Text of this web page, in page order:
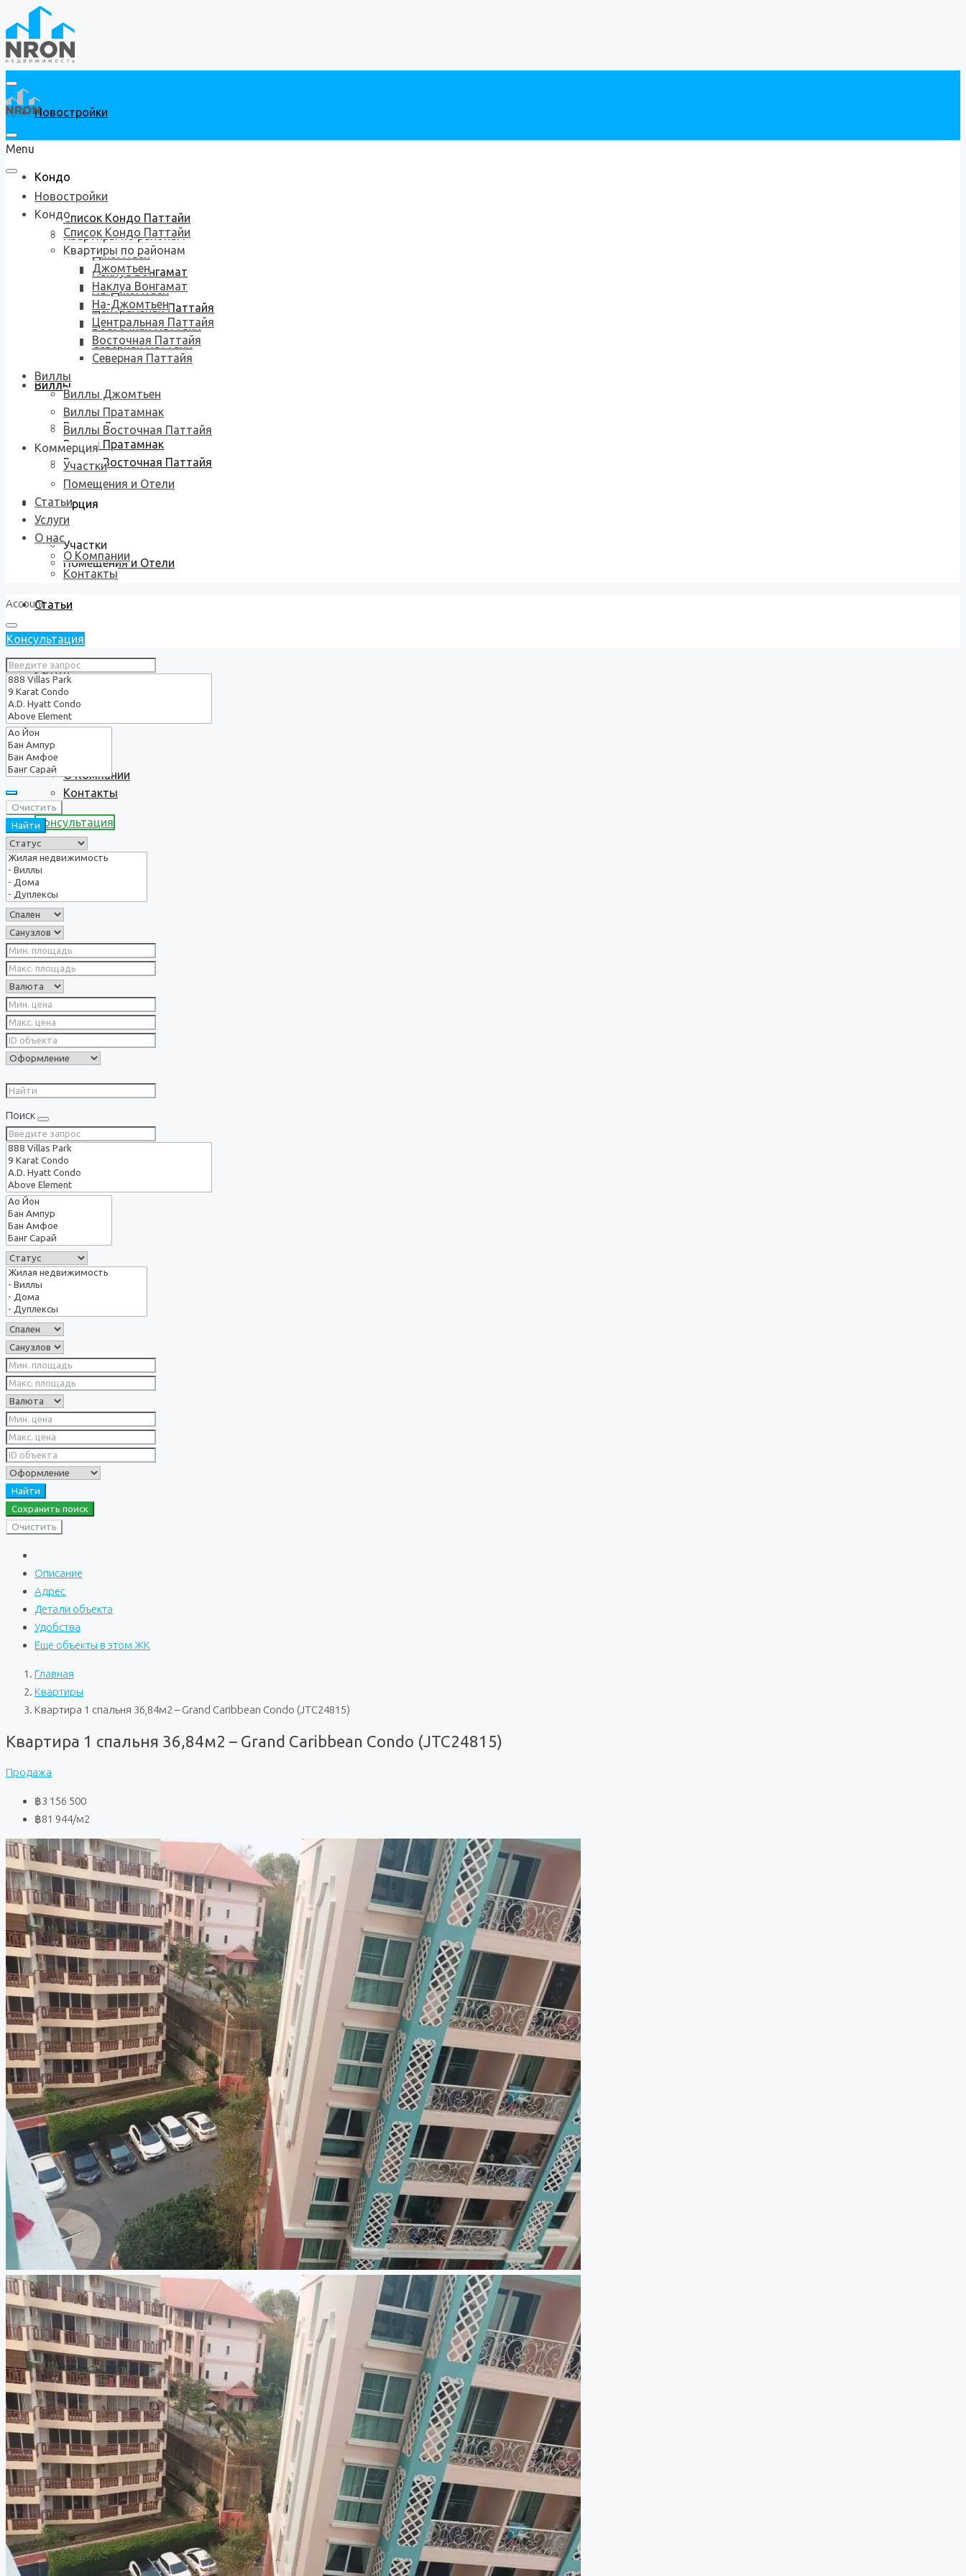
Новостройки
Кондо
Список Кондо Паттайи
Квартиры по районам
Джомтьен
Наклуа Вонгамат
На-Джомтьен
Центральная Паттайя
Восточная Паттайя
Северная Паттайя
Виллы
Виллы Джомтьен
Виллы Пратамнак
Виллы Восточная Паттайя
Коммерция
Участки
Помещения и Отели
Статьи
Услуги
О нас
О Компании
Контакты
Консультация
Menu
Новостройки
Кондо
Список Кондо Паттайи
Квартиры по районам
Джомтьен
Наклуа Вонгамат
На-Джомтьен
Центральная Паттайя
Восточная Паттайя
Северная Паттайя
Виллы
Виллы Джомтьен
Виллы Пратамнак
Виллы Восточная Паттайя
Коммерция
Участки
Помещения и Отели
Статьи
Услуги
О нас
О Компании
Контакты
Account
Консультация
Очистить
Найти
Поиск
Найти
Сохранить поиск
Очистить
Описание
Адрес
Детали объекта
Удобства
Еще объекты в этом ЖК
Главная
Квартиры
Квартира 1 спальня 36,84м2 – Grand Caribbean Condo (JTC24815)
Квартира 1 спальня 36,84м2 – Grand Caribbean Condo (JTC24815)
Продажа
฿3 156 500
฿81 944/м2